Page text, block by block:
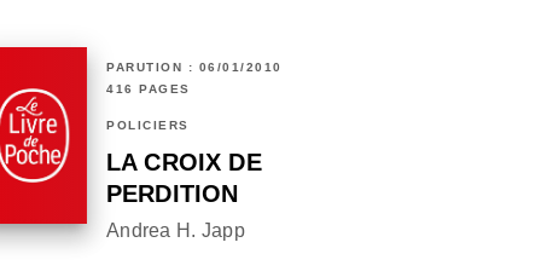
PARUTION : 06/01/2010
416 PAGES
POLICIERS
LA CROIX DE
PERDITION
Andrea H. Japp